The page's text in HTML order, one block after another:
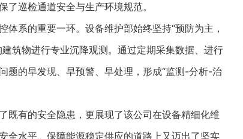
巡检通道安全与生产环境规范。
系的重要一环。设备维护部始终坚持“预防为主，
筑物进行专业沉降观测。通过定期采集数据、进行
题的早发现、早预警、早处理，形成“监测-分析-治
有的安全隐患，更展现了该公司在设备精细化维
全水平、保障能源稳定供应的道路上又迈出了坚实